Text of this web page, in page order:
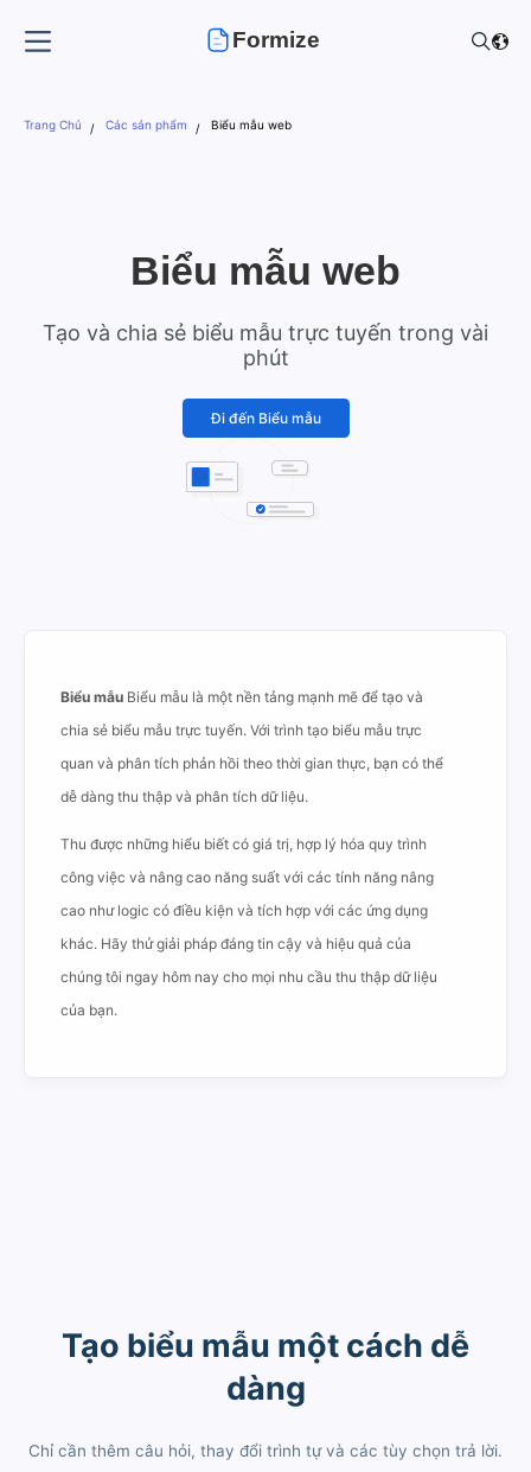
Formize
Trang Chủ Các sản phẩm Biểu mẫu web
Biểu mẫu web
Tạo và chia sẻ biểu mẫu trực tuyến trong vài
phút
Đi đến Biểu mẫu
Biểu mẫu Biểu mẫu là một nền tảng mạnh mẽ để tạo và
chia sẻ biểu mẫu trực tuyến. Với trình tạo biểu mẫu trực
quan và phân tích phản hồi theo thời gian thực, bạn có thể
dễ dàng thu thập và phân tích dữ liệu.
Thu được những hiểu biết có giá trị, hợp lý hóa quy trình
công việc và nâng cao năng suất với các tính năng nâng
cao như logic có điều kiện và tích hợp với các ứng dụng
khác. Hãy thử giải pháp đáng tin cậy và hiệu quả của
chúng tôi ngay hôm nay cho mọi nhu cầu thu thập dữ liệu
của bạn.
Tạo biểu mẫu một cách dễ
dàng
Chỉ cần thêm câu hỏi, thay đổi trình tự và các tùy chọn trả lời.